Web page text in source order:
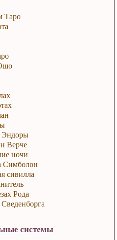
Таро
Эндоры
Верче
ночи
Симболон
сивилла
Рода
системы